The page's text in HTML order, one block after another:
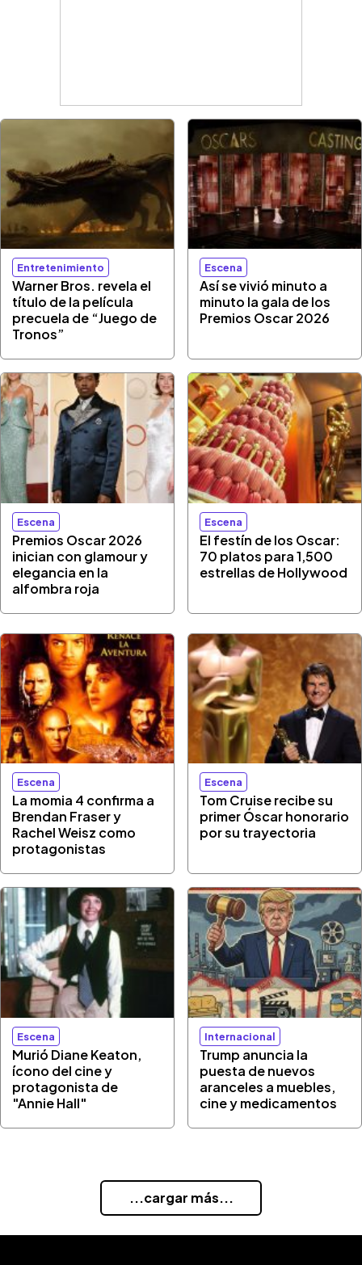
Entretenimiento
Warner Bros. revela el
título de la película
precuela de “Juego de
Tronos”
Escena
Así se vivió minuto a
minuto la gala de los
Premios Oscar 2026
Escena
Premios Oscar 2026
inician con glamour y
elegancia en la
alfombra roja
Escena
El festín de los Oscar:
70 platos para 1,500
estrellas de Hollywood
Escena
La momia 4 confirma a
Brendan Fraser y
Rachel Weisz como
protagonistas
Escena
Tom Cruise recibe su
primer Óscar honorario
por su trayectoria
Escena
Murió Diane Keaton,
ícono del cine y
protagonista de
"Annie Hall"
Internacional
Trump anuncia la
puesta de nuevos
aranceles a muebles,
cine y medicamentos
...cargar más...